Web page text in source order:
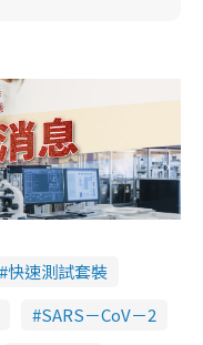
快速測試套裝
SARS－CoV－2